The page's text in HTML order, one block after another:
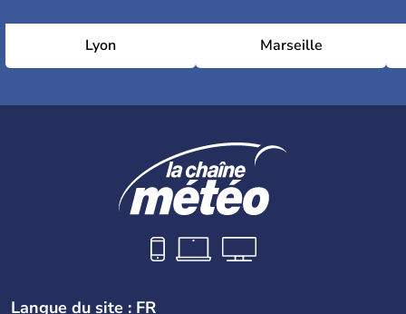
Lyon Marseille
Langue du site : FR